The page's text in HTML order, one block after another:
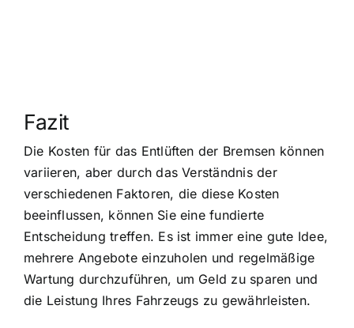
Fazit
Die Kosten für das Entlüften der Bremsen können
variieren, aber durch das Verständnis der
verschiedenen Faktoren, die diese Kosten
beeinflussen, können Sie eine fundierte
Entscheidung treffen. Es ist immer eine gute Idee,
mehrere Angebote einzuholen und regelmäßige
Wartung durchzuführen, um Geld zu sparen und
die Leistung Ihres Fahrzeugs zu gewährleisten.